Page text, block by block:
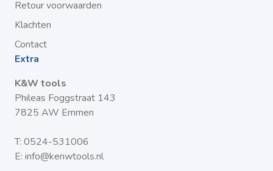
enthousiaste doe-het-zelver, met deze schroeven
bereikt u altijd een perfect resultaat.
Kies voor kwaliteit en betrouwbaarheid met onze RVS
Vlonderschroeven en maak van uw buitenproject een
van een professionele afwerking!
Retour voorwaarden
Klachten
Contact
Extra
K&W tools
Phileas Foggstraat 143
7825 AW Emmen
T: 0524-531006
E: info@kenwtools.nl